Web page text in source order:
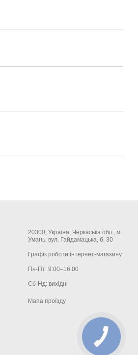
20300, Україна, Черкаська обл., м.
Умань, вул. Гайдамацька, б. 30
Графік роботи інтернет-магазину:
Пн-Пт: 9:00–16:00
Сб-Нд: вихідні
Мапа проїзду